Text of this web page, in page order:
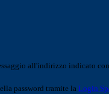
all'indirizzo indicato
password tramite la Login